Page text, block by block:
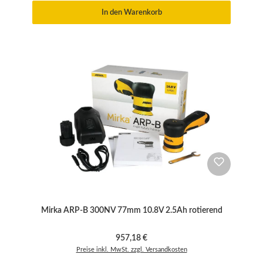
In den Warenkorb
Mirka ARP-B 300NV 77mm 10.8V 2.5Ah rotierend
Regulärer Preis:
957,18 €
Preise inkl. MwSt. zzgl. Versandkosten